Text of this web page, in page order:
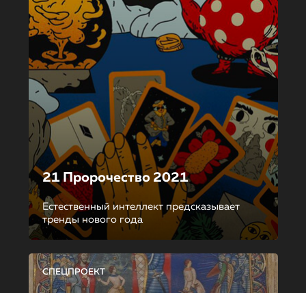
21 Пророчество 2021
Естественный интеллект предсказывает
тренды нового года
СПЕЦПРОЕКТ